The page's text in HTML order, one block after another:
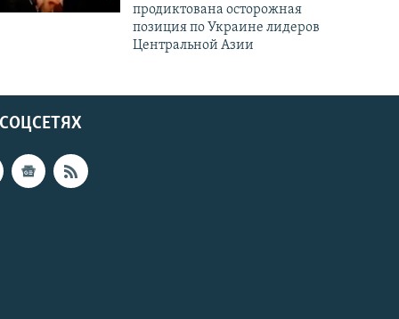
продиктована осторожная
позиция по Украине лидеров
Центральной Азии